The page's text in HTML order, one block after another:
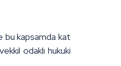
bu kapsamda kat
odaklı hukuki